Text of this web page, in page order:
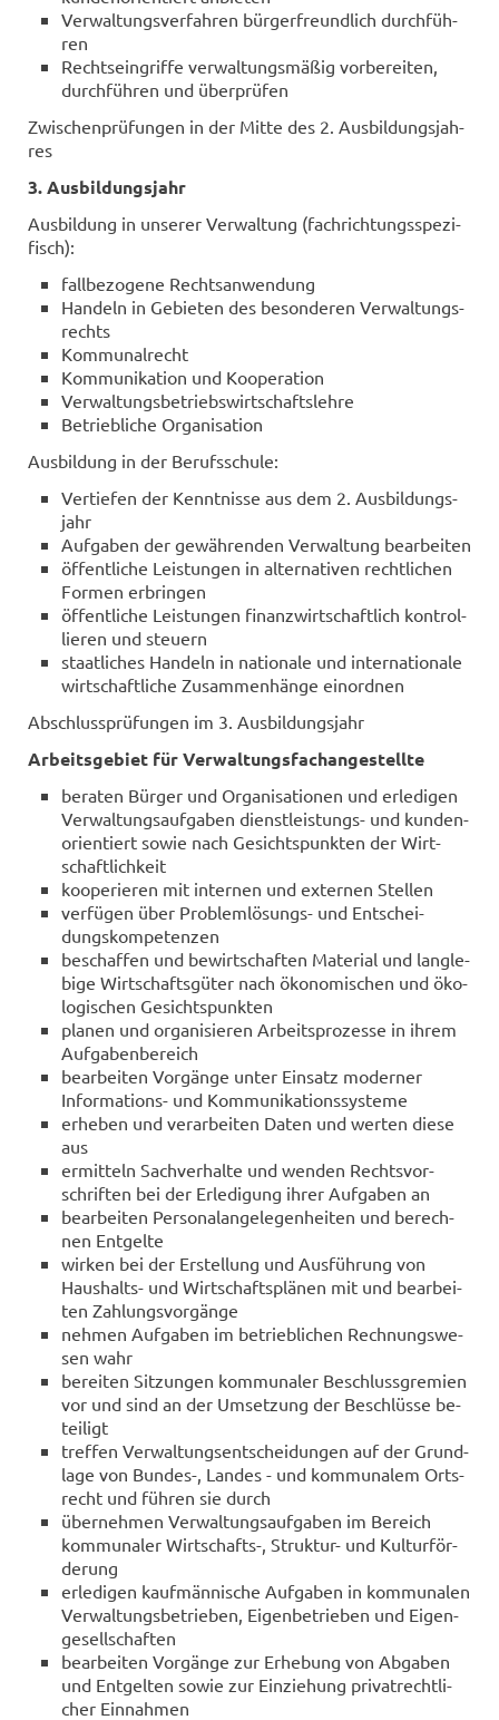
Ver­wal­tungs­ver­fah­ren bür­ger­freund­lich durch­füh­
ren
Rechts­ein­grif­fe ver­wal­tungs­mä­ßig vor­be­rei­ten,
durch­füh­ren und über­prü­fen
Zwi­schen­prü­fun­gen in der Mitte des 2. Aus­bil­dungs­jah­
res
3. Aus­bil­dungs­jahr
Aus­bil­dung in un­se­rer Ver­wal­tung (fach­rich­tungs­spe­zi­
fisch):
fall­be­zo­ge­ne Rechts­an­wen­dung
Han­deln in Ge­bie­ten des be­son­de­ren Ver­wal­tungs­
rechts
Kom­mu­nal­recht
Kom­mu­ni­ka­ti­on und Ko­ope­ra­ti­on
Ver­wal­tungs­be­triebs­wirt­schafts­leh­re
Be­trieb­li­che Or­ga­ni­sa­ti­on
Aus­bil­dung in der Be­rufs­schu­le:
Ver­tie­fen der Kennt­nis­se aus dem 2. Aus­bil­dungs­
jahr
Auf­ga­ben der ge­wäh­ren­den Ver­wal­tung be­ar­bei­ten
öf­fent­li­che Leis­tun­gen in al­ter­na­ti­ven recht­li­chen
For­men er­brin­gen
öf­fent­li­che Leis­tun­gen fi­nanz­wirt­schaft­lich kon­trol­
lie­ren und steu­ern
staat­li­ches Han­deln in na­tio­na­le und in­ter­na­tio­na­le
wirt­schaft­li­che Zu­sam­men­hän­ge ein­ord­nen
Ab­schluss­prü­fun­gen im 3. Aus­bil­dungs­jahr
Ar­beits­ge­biet für Ver­wal­tungs­fach­an­ge­stell­te
be­ra­ten Bür­ger und Or­ga­ni­sa­tio­nen und er­le­di­gen
Ver­wal­tungs­auf­ga­ben dienstleistungs-​ und kun­den­
ori­en­tiert sowie nach Ge­sichts­punk­ten der Wirt­
schaft­lich­keit
ko­ope­rie­ren mit in­ter­nen und ex­ter­nen Stel­len
ver­fü­gen über Problemlösungs-​ und Ent­schei­
dungs­kom­pe­ten­zen
be­schaf­fen und be­wirt­schaf­ten Ma­te­ri­al und lang­le­
bi­ge Wirt­schafts­gü­ter nach öko­no­mi­schen und öko­
lo­gi­schen Ge­sichts­punk­ten
pla­nen und or­ga­ni­sie­ren Ar­beits­pro­zes­se in ihrem
Auf­ga­ben­be­reich
be­ar­bei­ten Vor­gän­ge unter Ein­satz mo­der­ner
Informations-​ und Kom­mu­ni­ka­ti­ons­sys­te­me
er­he­ben und ver­ar­bei­ten Daten und wer­ten diese
aus
er­mit­teln Sach­ver­hal­te und wen­den Rechts­vor­
schrif­ten bei der Er­le­di­gung ihrer Auf­ga­ben an
be­ar­bei­ten Per­so­nal­an­ge­le­gen­hei­ten und be­rech­
nen Ent­gel­te
wir­ken bei der Er­stel­lung und Aus­füh­rung von
Haushalts-​ und Wirt­schafts­plä­nen mit und be­ar­bei­
ten Zah­lungs­vor­gän­ge
neh­men Auf­ga­ben im be­trieb­li­chen Rech­nungs­we­
sen wahr
be­rei­ten Sit­zun­gen kom­mu­na­ler Be­schluss­gre­mi­en
vor und sind an der Um­set­zung der Be­schlüs­se be­
tei­ligt
tref­fen Ver­wal­tungs­ent­schei­dun­gen auf der Grund­
la­ge von Bundes-​, Lan­des - und kom­mu­na­lem Orts­
recht und füh­ren sie durch
über­neh­men Ver­wal­tungs­auf­ga­ben im Be­reich
kom­mu­na­ler Wirtschafts-​, Struktur-​ und Kul­tur­för­
de­rung
er­le­di­gen kauf­män­ni­sche Auf­ga­ben in kom­mu­na­len
Ver­wal­tungs­be­trie­ben, Ei­gen­be­trie­ben und Ei­gen­
ge­sell­schaf­ten
be­ar­bei­ten Vor­gän­ge zur Er­he­bung von Ab­ga­ben
und Ent­gel­ten sowie zur Ein­zie­hung pri­vat­recht­li­
cher Ein­nah­men